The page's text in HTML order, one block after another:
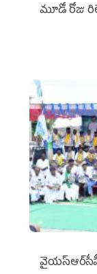
మూడో రోజు
వైయ‌స్ఆర్‌సీపీ